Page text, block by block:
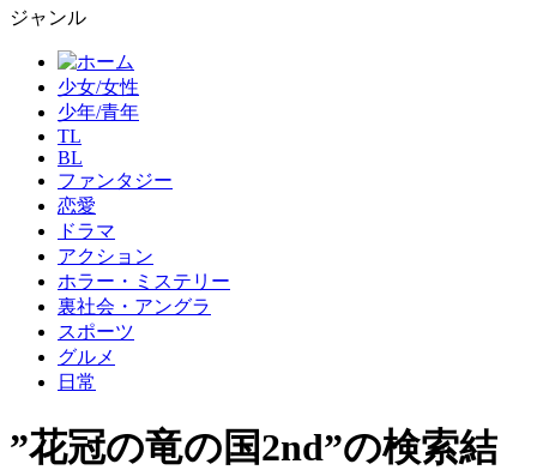
ジャンル
少女/女性
少年/青年
TL
BL
ファンタジー
恋愛
ドラマ
アクション
ホラー・ミステリー
裏社会・アングラ
スポーツ
グルメ
日常
”花冠の竜の国2nd”の検索結